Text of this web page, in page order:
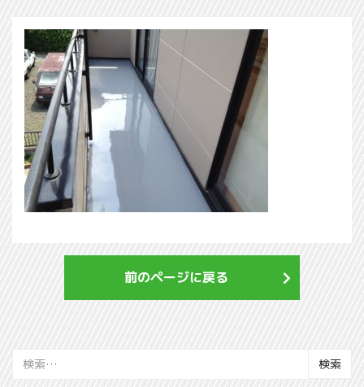
前のページに戻る
検